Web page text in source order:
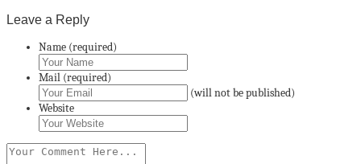
Leave a Reply
Name (required)
Mail (required)
(will not be published)
Website